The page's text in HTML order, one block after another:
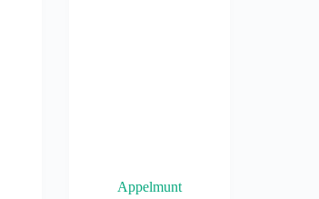
Appelmunt